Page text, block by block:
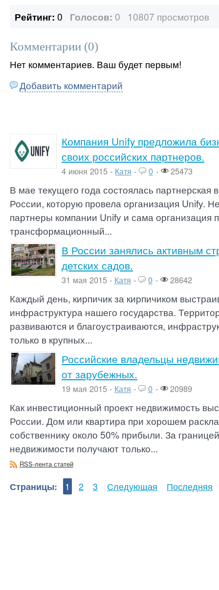
Рейтинг: 0 Голосов: 0 10807 просмотров
Комментарии (0)
Нет комментариев. Ваш будет первым!
Добавить комментарий
Компания Unify предложила
своих российских партнеров.
4 июня 2015 - Катя - 0 - 25473
В мае текущего года состоялась партнерская
России, которую провела организация Unify.
партнеры компании Unify и сама организация
трансформационный...
В России занялись активным
детских садов.
31 мая 2015 - Катя - 0 - 28642
Каждый день, кирпичик за кирпичиком
инфраструктура нашего государства.
развиваются и благоустраиваются,
только в крупных...
Российские владельцы
от зарубежных.
19 мая 2015 - Катя - 0 - 20989
Как инвестиционный проект недвижимость
России. Дом или квартира при хорошем
собственнику около 50% прибыли. За
недвижимости получают только...
RSS-лента статей
Страницы: 1 2 3 Следующая Последняя